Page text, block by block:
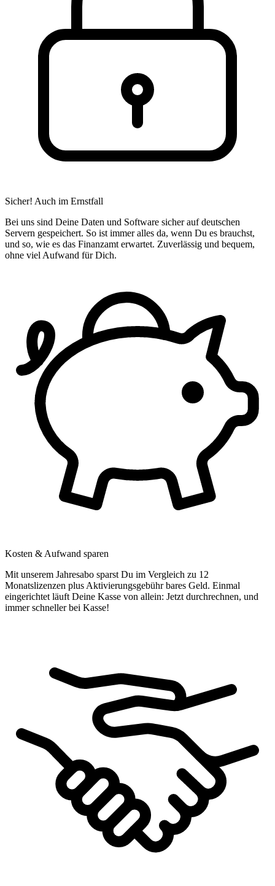
Sicher! Auch im Ernstfall
Bei uns sind Deine Daten und Software sicher auf deutschen
Servern gespeichert. So ist immer alles da, wenn Du es brauchst,
und so, wie es das Finanzamt erwartet. Zuverlässig und bequem,
ohne viel Aufwand für Dich.
Kosten & Aufwand sparen
Mit unserem Jahresabo sparst Du im Vergleich zu 12
Monatslizenzen plus Aktivierungsgebühr bares Geld. Einmal
eingerichtet läuft Deine Kasse von allein: Jetzt durchrechnen, und
immer schneller bei Kasse!